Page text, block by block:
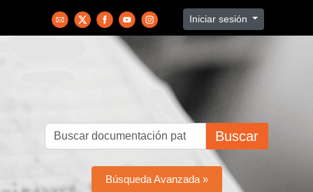
Iniciar sesión
Buscar
Búsqueda Avanzada »